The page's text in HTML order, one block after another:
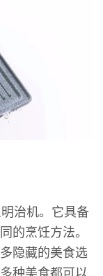
治机。它具备
的烹饪方法。
隐藏的美食选